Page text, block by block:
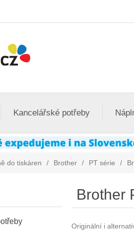
Kancelářské potřeby
do tiskáren / Brother / PT série /
Brother
Originální i